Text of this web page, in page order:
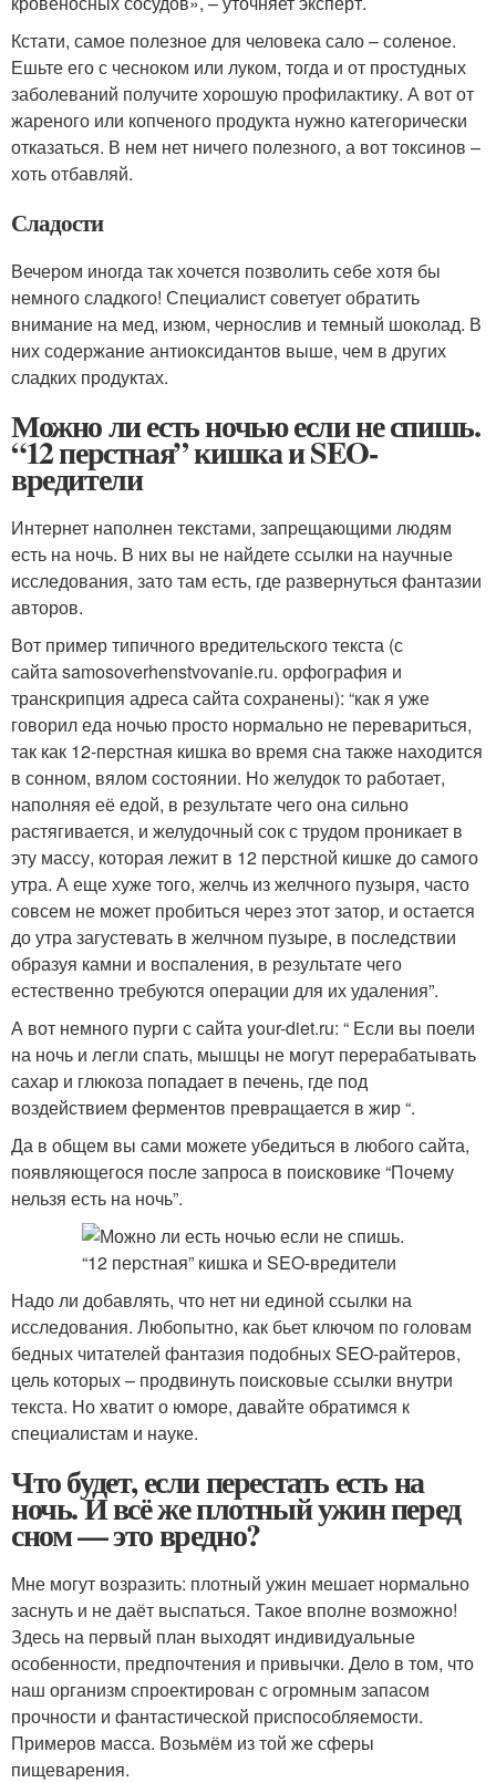
Кстати, самое полезное для человека сало – соленое.
Ешьте его с чесноком или луком, тогда и от простудных
заболеваний получите хорошую профилактику. А вот от
жареного или копченого продукта нужно категорически
отказаться. В нем нет ничего полезного, а вот токсинов –
хоть отбавляй.
Сладости
Вечером иногда так хочется позволить себе хотя бы
немного сладкого! Специалист советует обратить
внимание на мед, изюм, чернослив и темный шоколад. В
них содержание антиоксидантов выше, чем в других
сладких продуктах.
Можно ли есть ночью если не спишь.
“12 перстная” кишка и SEO-
вредители
Интернет наполнен текстами, запрещающими людям
есть на ночь. В них вы не найдете ссылки на научные
исследования, зато там есть, где развернуться фантазии
авторов.
Вот пример типичного вредительского текста (с
сайта samosoverhenstvovanie.ru. орфография и
транскрипция адреса сайта сохранены): “как я уже
говорил еда ночью просто нормально не перевариться,
так как 12-перстная кишка во время сна также находится
в сонном, вялом состоянии. Но желудок то работает,
наполняя её едой, в результате чего она сильно
растягивается, и желудочный сок с трудом проникает в
эту массу, которая лежит в 12 перстной кишке до самого
утра. А еще хуже того, желчь из желчного пузыря, часто
совсем не может пробиться через этот затор, и остается
до утра загустевать в желчном пузыре, в последствии
образуя камни и воспаления, в результате чего
естественно требуются операции для их удаления”.
А вот немного пурги с сайта your-diet.ru: “ Если вы поели
на ночь и легли спать, мышцы не могут перерабатывать
сахар и глюкоза попадает в печень, где под
воздействием ферментов превращается в жир “.
Да в общем вы сами можете убедиться в любого сайта,
появляющегося после запроса в поисковике “Почему
нельзя есть на ночь”.
Надо ли добавлять, что нет ни единой ссылки на
исследования. Любопытно, как бьет ключом по головам
бедных читателей фантазия подобных SEO-райтеров,
цель которых – продвинуть поисковые ссылки внутри
текста. Но хватит о юморе, давайте обратимся к
специалистам и науке.
Что будет, если перестать есть на
ночь. И всё же плотный ужин перед
сном — это вредно?
Мне могут возразить: плотный ужин мешает нормально
заснуть и не даёт выспаться. Такое вполне возможно!
Здесь на первый план выходят индивидуальные
особенности, предпочтения и привычки. Дело в том, что
наш организм спроектирован с огромным запасом
прочности и фантастической приспособляемости.
Примеров масса. Возьмём из той же сферы
пищеварения.